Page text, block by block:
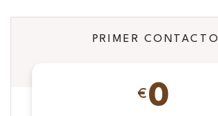
PRIMER CONTACTO
€ 0